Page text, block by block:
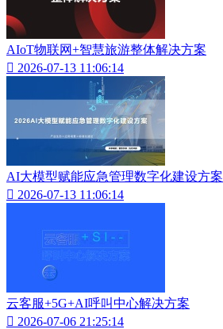
AIoT物联网+智慧旅游整体解决方案
 2026-07-13 11:06:14
AI大模型赋能应急管理数字化建设方案
 2026-07-13 11:06:14
云客服+5G+AI呼叫中心解决方案
 2026-07-06 21:25:14